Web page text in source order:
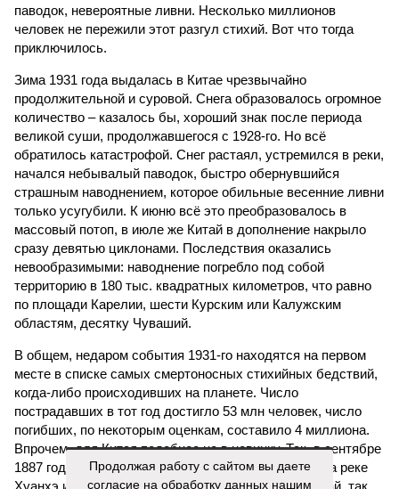
паводок, невероятные ливни. Несколько миллионов
человек не пережили этот разгул стихий. Вот что тогда
приключилось.
Зима 1931 года выдалась в Китае чрезвычайно
продолжительной и суровой. Снега образовалось огромное
количество – казалось бы, хороший знак после периода
великой суши, продолжавшегося с 1928-го. Но всё
обратилось катастрофой. Снег растаял, устремился в реки,
начался небывалый паводок, быстро обернувшийся
страшным наводнением, которое обильные весенние ливни
только усугубили. К июню всё это преобразовалось в
массовый потоп, в июле же Китай в дополнение накрыло
сразу девятью циклонами. Последствия оказались
невообразимыми: наводнение погребло под собой
территорию в 180 тыс. квадратных километров, что равно
по площади Карелии, шести Курским или Калужским
областям, десятку Чуваший.
В общем, недаром события 1931-го находятся на первом
месте в списке самых смертоносных стихийных бедствий,
когда-либо происходивших на планете. Число
пострадавших в тот год достигло 53 млн человек, число
погибших, по некоторым оценкам, составило 4 миллиона.
Впрочем, для Китая подобное не в новинку. Так, в сентябре
1887 года вода прорвала многочисленные дамбы на реке
Хуанхэ и быстро залила почти весь Северный Китай, так
Продолжая работу с сайтом вы даете
согласие на обработку данных нашим